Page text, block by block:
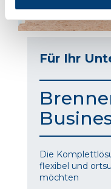
Für Ihr
Die
flexibel und
möchten